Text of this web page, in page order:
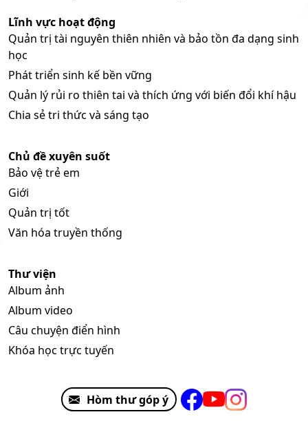
Lĩnh vực hoạt động
Quản trị tài nguyên thiên nhiên và bảo tồn đa dạng sinh
học
Phát triển sinh kế bền vững
Quản lý rủi ro thiên tai và thích ứng với biến đổi khí hậu
Chia sẻ tri thức và sáng tạo
Chủ đề xuyên suốt
Bảo vệ trẻ em
Giới
Quản trị tốt
Văn hóa truyền thống
Thư viện
Album ảnh
Album video
Câu chuyện điển hình
Khóa học trực tuyến
Hòm thư góp ý